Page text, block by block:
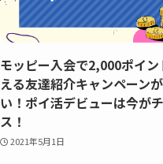
モッピー入会で2,000ポイン
える友達紹介キャンペーン
い！ポイ活デビューは今が
ス！
2021年5月1日